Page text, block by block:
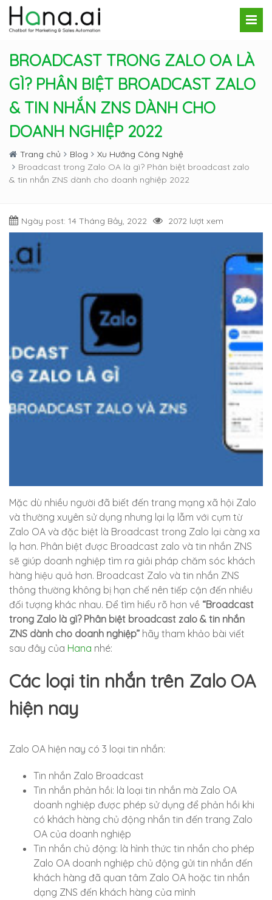
BROADCAST TRONG ZALO OA LÀ
GÌ? PHÂN BIỆT BROADCAST ZALO
& TIN NHẮN ZNS DÀNH CHO
DOANH NGHIỆP 2022
Trang chủ Blog
Xu Hướng Công Nghệ
Broadcast trong Zalo OA là gì? Phân biệt broadcast zalo
& tin nhắn ZNS dành cho doanh nghiệp 2022
Ngày post: 14 Tháng Bảy, 2022 2072 lượt xem
Mặc dù nhiều người đã biết đến trang mạng xã hội Zalo
và thường xuyên sử dụng nhưng lại lạ lẫm với cụm từ
Zalo OA và đặc biệt là Broadcast trong Zalo lại càng xa
lạ hơn. Phân biệt được Broadcast zalo và tin nhắn ZNS
sẽ giúp doanh nghiệp tìm ra giải pháp chăm sóc khách
hàng hiệu quả hơn. Broadcast Zalo và tin nhắn ZNS
thông thường không bị hạn chế nên tiếp cận đến nhiều
đối tượng khác nhau. Để tìm hiểu rõ hơn về “Broadcast
trong Zalo là gì? Phân biệt broadcast zalo & tin nhắn
ZNS dành cho doanh nghiệp” hãy tham khảo bài viết
sau đây của Hana nhé:
Các loại tin nhắn trên Zalo OA
hiện nay
Zalo OA hiện nay có 3 loại tin nhắn:
Tin nhắn Zalo Broadcast
Tin nhắn phản hồi: là loại tin nhắn mà Zalo OA
doanh nghiệp được phép sử dụng để phản hồi khi
có khách hàng chủ động nhắn tin đến trang Zalo
OA của doanh nghiệp
Tin nhắn chủ động: là hình thức tin nhắn cho phép
Zalo OA doanh nghiệp chủ động gửi tin nhắn đến
khách hàng đã quan tâm Zalo OA hoặc tin nhắn
dạng ZNS đến khách hàng của mình